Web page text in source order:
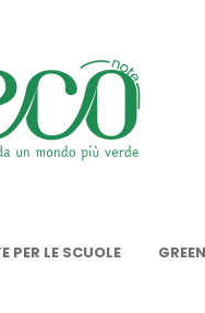
PER LE SCUOLE